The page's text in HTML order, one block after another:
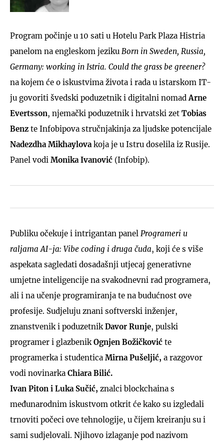
Program počinje u 10 sati u Hotelu Park Plaza Histria
panelom na engleskom jeziku Born in Sweden, Russia,
Germany: working in Istria. Could the grass be greener?
na kojem će o iskustvima života i rada u istarskom IT-
ju govoriti švedski poduzetnik i digitalni nomad Arne
Evertsson, njemački poduzetnik i hrvatski zet Tobias
Benz te Infobipova stručnjakinja za ljudske potencijale
Nadezdha Mikhaylova koja je u Istru doselila iz Rusije.
Panel vodi Monika Ivanović (Infobip).
Publiku očekuje i intrigantan panel Programeri u
raljama AI-ja: Vibe coding i druga čuda, koji će s više
aspekata sagledati dosadašnji utjecaj generativne
umjetne inteligencije na svakodnevni rad programera,
ali i na učenje programiranja te na budućnost ove
profesije. Sudjeluju znani softverski inženjer,
znanstvenik i poduzetnik Davor Runje, pulski
programer i glazbenik Ognjen Božičković te
programerka i studentica Mirna Pušeljić, a razgovor
vodi novinarka Chiara Bilić.
Ivan Piton i Luka Sučić, znalci blockchaina s
međunarodnim iskustvom otkrit će kako su izgledali
trnoviti počeci ove tehnologije, u čijem kreiranju su i
sami sudjelovali. Njihovo izlaganje pod nazivom